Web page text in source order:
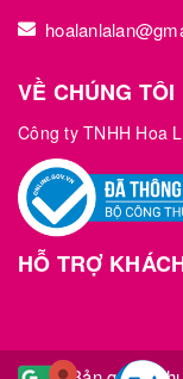
VỀ CHÚNG TÔI
Công ty TNHH Hoa
HỖ TRỢ